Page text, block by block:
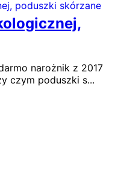
narożnik z 2017
czym poduszki s...